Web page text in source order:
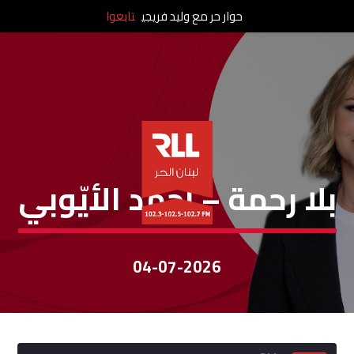
بلا رحمة
بلا رحمة – أحمد الأيّوبي
04-07-2026
حوار حر مع وليد فريجي تابعوا